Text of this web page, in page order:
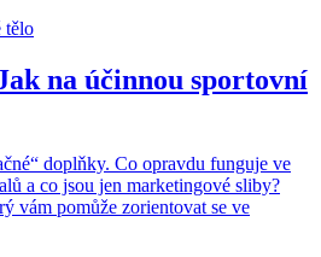
tělo
na účinnou sportovní
doplňky. Co opravdu funguje ve
a co jsou jen marketingové sliby?
vám pomůže zorientovat se ve